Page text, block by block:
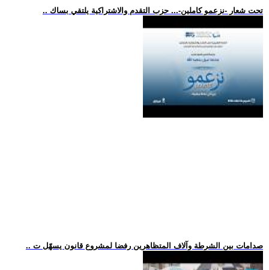
.. تحت شعار -نزعمو كاملين-... حزب التقدم والاشتراكية يلتقي بساك
.. صدامات بين الشرطة وآلاف المتظاهرين رفضا لمشروع قانون يسهّل ت